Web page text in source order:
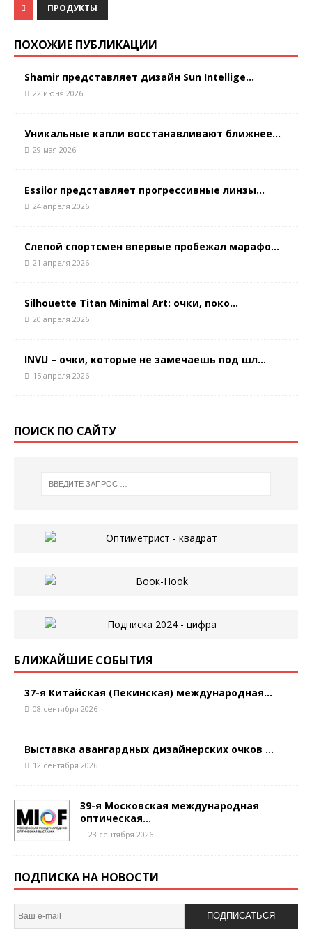
ПРОДУКТЫ
ПОХОЖИЕ ПУБЛИКАЦИИ
Shamir представляет дизайн Sun Intellige...
22 июня 2026
Уникальные капли восстанавливают ближнее...
29 мая 2026
Essilor представляет прогрессивные линзы...
24 апреля 2026
Слепой спортсмен впервые пробежал марафо...
21 апреля 2026
Silhouette Titan Minimal Art: очки, поко...
20 апреля 2026
INVU – очки, которые не замечаешь под шл...
15 апреля 2026
ПОИСК ПО САЙТУ
БЛИЖАЙШИЕ СОБЫТИЯ
37-я Китайская (Пекинская) международная...
08 сентября 2026
Выставка авангардных дизайнерских очков ...
12 сентября 2026
39-я Московская международная
оптическая...
23 сентября 2026
ПОДПИСКА НА НОВОСТИ
ПОДПИСАТЬСЯ